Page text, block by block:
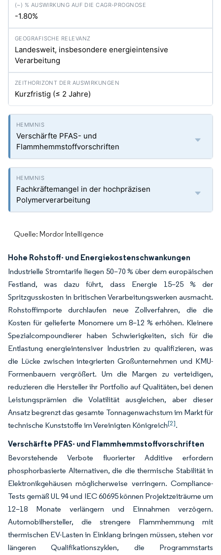
-1.80%
Landesweit, insbesondere energieintensive
Verarbeitung
Kurzfristig (≤ 2 Jahre)
Verschärfte PFAS- und
Flammhemmstoffvorschriften
Fachkräftemangel in der hochpräzisen
Polymerverarbeitung
Quelle: Mordor Intelligence
Hohe Rohstoff- und Energiekostenschwankungen
Industrielle Stromtarife liegen 50–70 % über dem europäischen
Festland, was dazu führt, dass Energie 15–25 % der
Spritzgusskosten in britischen Verarbeitungswerken ausmacht.
Rohstoffimporte durchlaufen neue Zollverfahren, die die
Kosten für gelieferte Monomere um 8–12 % erhöhen. Kleinere
Spezialcompoundierer haben Schwierigkeiten, sich für die
Entlastung energieintensiver Industrien zu qualifizieren, was
die Lücke zwischen integrierten Großunternehmen und KMU-
Formenbauern vergrößert. Um die Margen zu verteidigen,
reduzieren die Hersteller ihr Portfolio auf Qualitäten, bei denen
Leistungsprämien die Volatilität ausgleichen, aber dieser
Ansatz begrenzt das gesamte Tonnagenwachstum im Markt für
technische Kunststoffe im Vereinigten Königreich[2].
Verschärfte PFAS- und Flammhemmstoffvorschriften
Bevorstehende Verbote fluorierter Additive erfordern
phosphorbasierte Alternativen, die die thermische Stabilität in
Elektronikgehäusen möglicherweise verringern. Compliance-
Tests gemäß UL 94 und IEC 60695 können Projektzeiträume um
12–18 Monate verlängern und Einnahmen verzögern.
Automobilhersteller, die strengere Flammhemmung mit
thermischen EV-Lasten in Einklang bringen müssen, stehen vor
längeren Qualifikationszyklen, die Programmstarts